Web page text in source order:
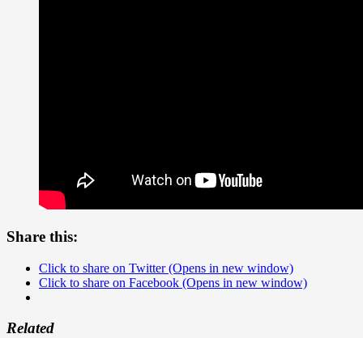
Share this:
Click to share on Twitter (Opens in new window)
Click to share on Facebook (Opens in new window)
Related